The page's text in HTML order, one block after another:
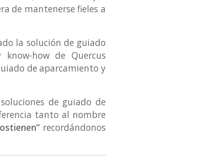
de mantenerse fieles a
la solución de guiado
how de Quercus
de aparcamiento y
de guiado de
tanto al nombre
recordándonos